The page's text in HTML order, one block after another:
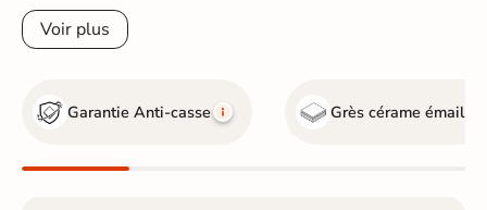
Voir plus
Garantie Anti-casse Grès cérame émaillé